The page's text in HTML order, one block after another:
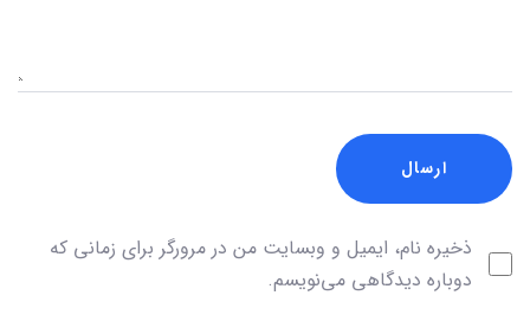
ذخیره نام، ایمیل و وبسایت من در مرورگر برای زمانی که
دوباره دیدگاهی می‌نویسم.